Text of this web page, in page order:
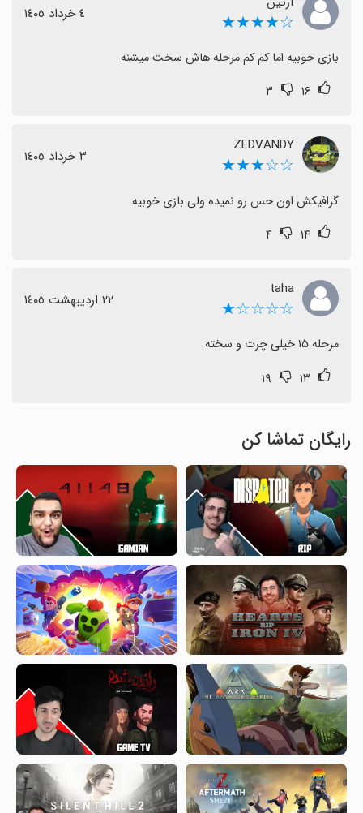
☆★★★★ ٤ خرداد ١٤٠٥
بازی خوبیه اما کم کم مرحله هاش سخت میشنه
۱۶ ۳
ZEDVANDY
☆☆★★★ ٣ خرداد ١٤٠٥
گرافیکش اون حس رو نمیده ولی بازی خوبیه
۱۴ ۴
taha
☆☆☆☆★ ٢٢ اردیبهشت ١٤٠٥
مرحله ۱۵ خیلی چرت و سخته
۱۳ ۱۹
رایگان تماشا کن